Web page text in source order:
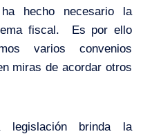
hecho necesario la
fiscal. Es por ello
varios convenios
miras de acordar otros
legislación brinda la